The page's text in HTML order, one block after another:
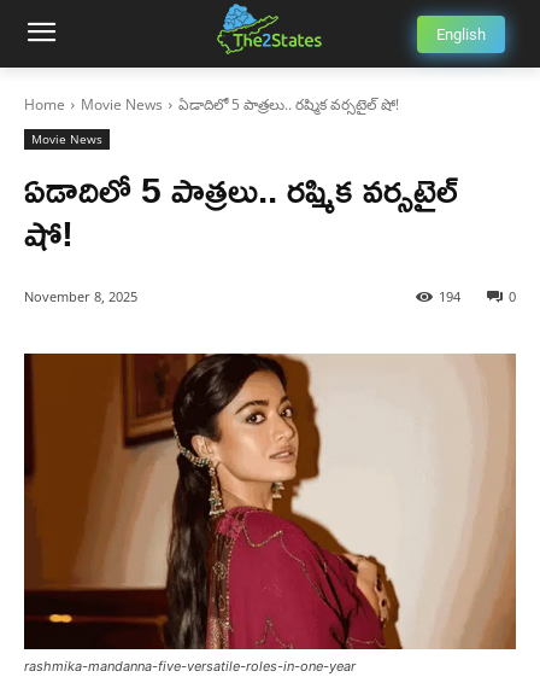
English
Home Movie News ఏడాదిలో 5 పాత్రలు.. రష్మిక వర్సటైల్ షో!
Movie News
ఏడాదిలో 5 పాత్రలు.. రష్మిక వర్సటైల్
షో!
November 8, 2025 0
194
rashmika-mandanna-five-versatile-roles-in-one-year